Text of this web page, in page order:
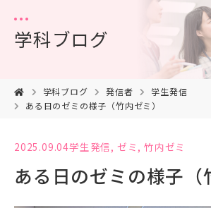
学科ブログ
学科ブログ 発信者
学生発信
ある日のゼミの様子（竹内ゼミ）
2025.09.04学生発信, ゼミ ,竹内ゼミ
ある日のゼミの様子（